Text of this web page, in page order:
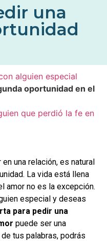
una
alguien especial
oportunidad en el
que perdió la fe en
una relación, es natural
La vida está llena
amor no es la excepción.
especial y deseas
para pedir una
puede ser una
tus palabras, podrás